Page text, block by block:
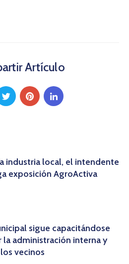
Artículo
industria local, el intendente
exposición AgroActiva
sigue capacitándose
la administración interna y
vecinos